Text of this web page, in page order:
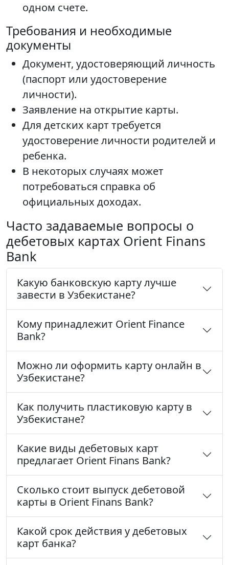
одном счете.
Требования и необходимые
документы
Документ, удостоверяющий личность
(паспорт или удостоверение
личности).
Заявление на открытие карты.
Для детских карт требуется
удостоверение личности родителей и
ребенка.
В некоторых случаях может
потребоваться справка об
официальных доходах.
Часто задаваемые вопросы о
дебетовых картах Orient Finans
Bank
Какую банковскую карту лучше
завести в Узбекистане?
Кому принадлежит Orient Finance
Bank?
Можно ли оформить карту онлайн в
Узбекистане?
Как получить пластиковую карту в
Узбекистане?
Какие виды дебетовых карт
предлагает Orient Finans Bank?
Сколько стоит выпуск дебетовой
карты в Orient Finans Bank?
Какой срок действия у дебетовых
карт банка?